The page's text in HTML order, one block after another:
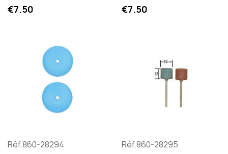
Price
€7.50 Price
€7.50
Réf.860-28294 Réf.860-28295